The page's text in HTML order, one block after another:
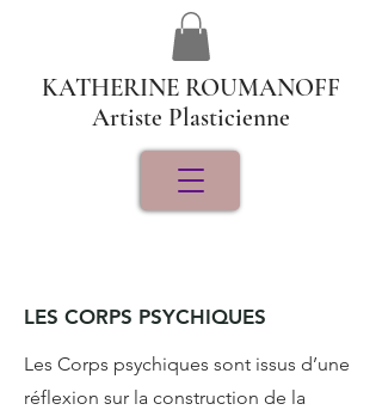
KATHERINE ROUMANOFF
Artiste Plasticienne
LES CORPS PSYCHIQUES
Les Corps psychiques sont issus d’une
réflexion sur la construction de la